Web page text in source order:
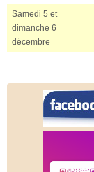
Samedi 5 et
dimanche 6
décembre